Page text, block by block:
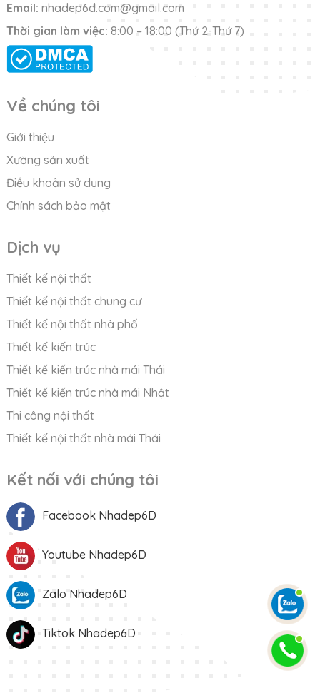
Email: nhadep6d.com@gmail.com
Thời gian làm việc: 8:00 – 18:00 (Thứ 2-Thứ 7)
Về chúng tôi
Giới thiệu
Xưởng sản xuất
Điều khoản sử dụng
Chính sách bảo mật
Dịch vụ
Thiết kế nội thất
Thiết kế nội thất chung cư
Thiết kế nội thất nhà phố
Thiết kế kiến trúc
Thiết kế kiến trúc nhà mái Thái
Thiết kế kiến trúc nhà mái Nhật
Thi công nội thất
Thiết kế nội thất nhà mái Thái
Kết nối với chúng tôi
Facebook Nhadep6D
Youtube Nhadep6D
Zalo Nhadep6D
Tiktok Nhadep6D